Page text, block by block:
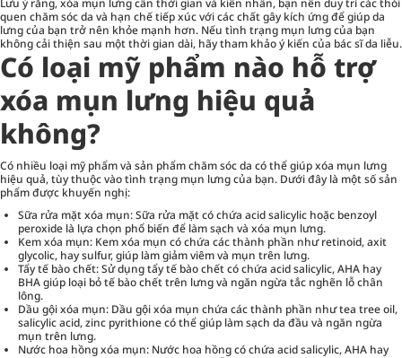
quen chăm sóc da và hạn chế tiếp xúc với các chất gây kích ứng để giúp da
lưng của bạn trở nên khỏe mạnh hơn. Nếu tình trạng mụn lưng của bạn
không cải thiện sau một thời gian dài, hãy tham khảo ý kiến ​​của bác sĩ da liễu.
Có loại mỹ phẩm nào hỗ trợ
xóa mụn lưng hiệu quả
không?
Có nhiều loại mỹ phẩm và sản phẩm chăm sóc da có thể giúp xóa mụn lưng
hiệu quả, tùy thuộc vào tình trạng mụn lưng của bạn. Dưới đây là một số sản
phẩm được khuyến nghị:
Sữa rửa mặt xóa mụn: Sữa rửa mặt có chứa acid salicylic hoặc benzoyl
peroxide là lựa chọn phổ biến để làm sạch và xóa mụn lưng.
Kem xóa mụn: Kem xóa mụn có chứa các thành phần như retinoid, axit
glycolic, hay sulfur, giúp làm giảm viêm và mụn trên lưng.
Tẩy tế bào chết: Sử dụng tẩy tế bào chết có chứa acid salicylic, AHA hay
BHA giúp loại bỏ tế bào chết trên lưng và ngăn ngừa tắc nghẽn lỗ chân
lông.
Dầu gội xóa mụn: Dầu gội xóa mụn chứa các thành phần như tea tree oil,
salicylic acid, zinc pyrithione có thể giúp làm sạch da đầu và ngăn ngừa
mụn trên lưng.
Nước hoa hồng xóa mụn: Nước hoa hồng có chứa acid salicylic, AHA hay